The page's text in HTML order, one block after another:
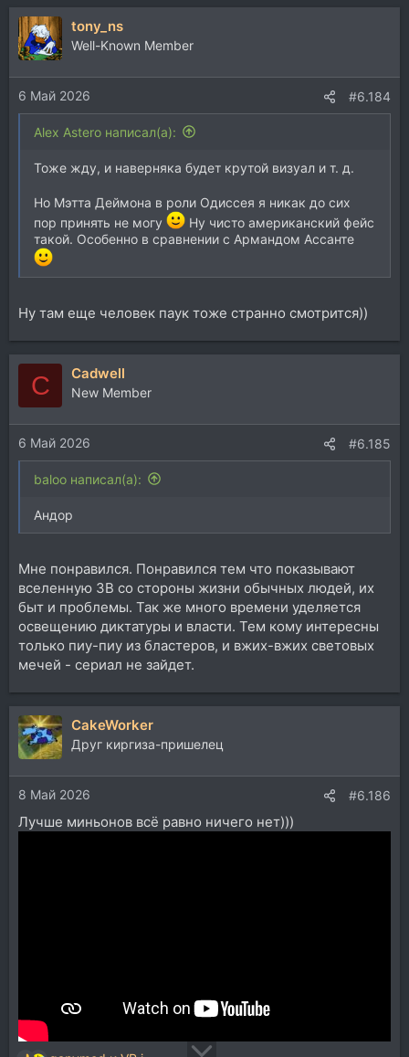
а
к
ц
и
и
:
tony_ns
Well-Known Member
6 Май 2026 #6.184
Alex Astero написал(а):
Тоже жду, и наверняка будет крутой визуал и т. д.
Но Мэтта Деймона в роли Одиссея я никак до сих
пор принять не могу
Ну чисто американский фейс
такой. Особенно в сравнении с Армандом Ассанте
Ну там еще человек паук тоже странно смотрится))
C Cadwell
New Member
6 Май 2026 #6.185
baloo написал(а):
Андор
Мне понравился. Понравился тем что показывают
вселенную ЗВ со стороны жизни обычных людей, их
быт и проблемы. Так же много времени уделяется
освещению диктатуры и власти. Тем кому интересны
только пиу-пиу из бластеров, и вжих-вжих световых
мечей - сериал не зайдет.
CakeWorker
Друг киргиза-пришелец
8 Май 2026 #6.186
Лучше миньонов всё равно ничего нет)))